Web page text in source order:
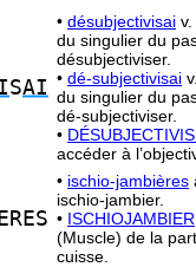
SAI
• désubjectivisai
du singulier du
désubjectiviser.
• dé-subjectivisai
du singulier du
dé-subjectiviser.
•
accéder à
ERES
• ischio-jambières
ischio-jambier.
• ISCHIOJAMBIER,
(Muscle) de la
cuisse.